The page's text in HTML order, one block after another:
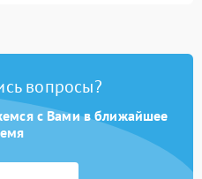
1500 ₽ Подробнее →
вопросы?
с Вами в ближайшее